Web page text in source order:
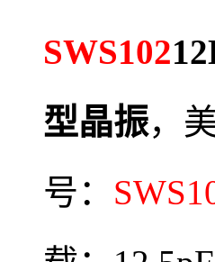
SWS102
型晶振，
号：